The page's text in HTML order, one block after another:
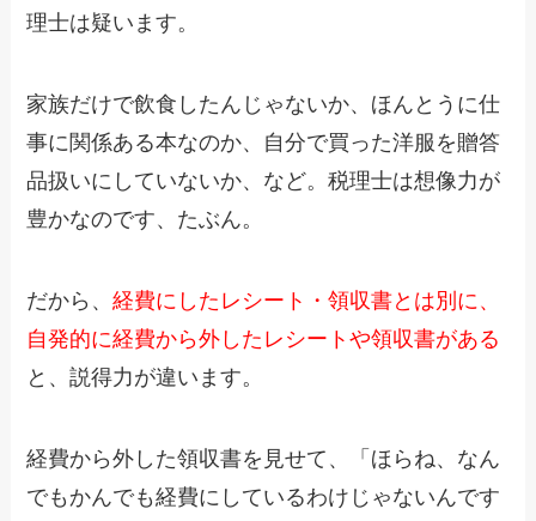
理士は疑います。
家族だけで飲食したんじゃないか、ほんとうに仕
事に関係ある本なのか、自分で買った洋服を贈答
品扱いにしていないか、など。税理士は想像力が
豊かなのです、たぶん。
だから、経費にしたレシート・領収書とは別に、
自発的に経費から外したレシートや領収書がある
と、説得力が違います。
経費から外した領収書を見せて、「ほらね、なん
でもかんでも経費にしているわけじゃないんです